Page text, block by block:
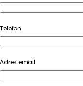
Telefon
Adres email